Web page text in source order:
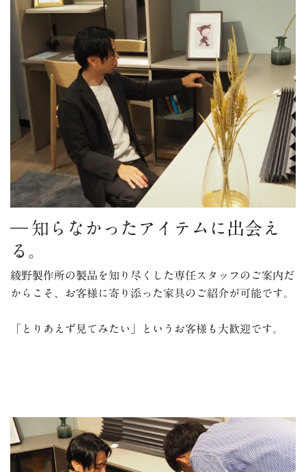
― 知らなかったアイテムに出会え
る。
綾野製作所の製品を知り尽くした専任スタッフのご案内だ
からこそ、お客様に寄り添った家具のご紹介が可能です。
「とりあえず見てみたい」というお客様も大歓迎です。